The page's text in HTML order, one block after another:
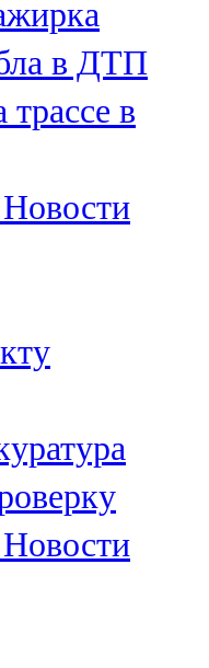
в ДТП
трассе в
Новости
Новости